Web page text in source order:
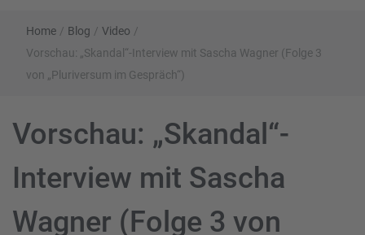
Home / Blog / Video /
Vorschau: „Skandal“-Interview mit Sascha Wagner (Folge 3
von „Pluriversum im Gespräch“)
Vorschau: „Skandal“-
Interview mit Sascha
Wagner (Folge 3 von